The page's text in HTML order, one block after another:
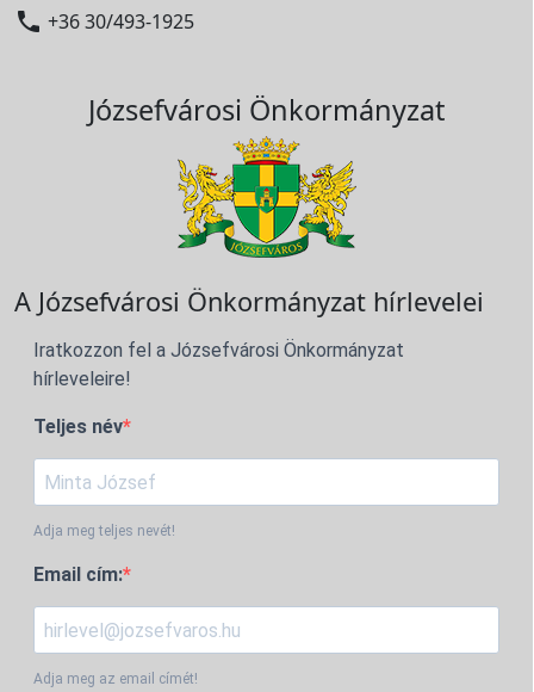
 +36 30/493-1925
Józsefvárosi Önkormányzat
A Józsefvárosi Önkormányzat hírlevelei
Iratkozzon fel a Józsefvárosi Önkormányzat
hírleveleire!
Teljes név
Adja meg teljes nevét!
Email cím:
Adja meg az email címét!